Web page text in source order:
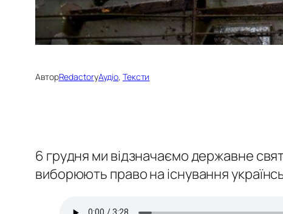
АвторRedactorуАудіо, Тексти
6 грудня ми відзначаємо державне
виборюють право на існування